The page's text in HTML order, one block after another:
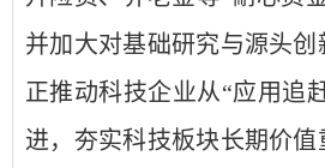
并加大对基础研究与源头
正推动科技企业从“应用追
进，夯实科技板块长期价